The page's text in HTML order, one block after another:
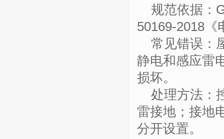
规范依据：
50169-2018《
常见错误：
静电和感应雷
损坏。
处理方法：
雷接地；接地
分开设置。